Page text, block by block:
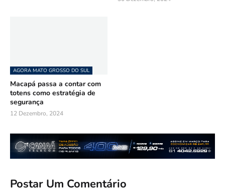
AGORA MATO GROSSO DO SUL
Macapá passa a contar com
totens como estratégia de
segurança
12 Dezembro, 2024
Postar Um Comentário